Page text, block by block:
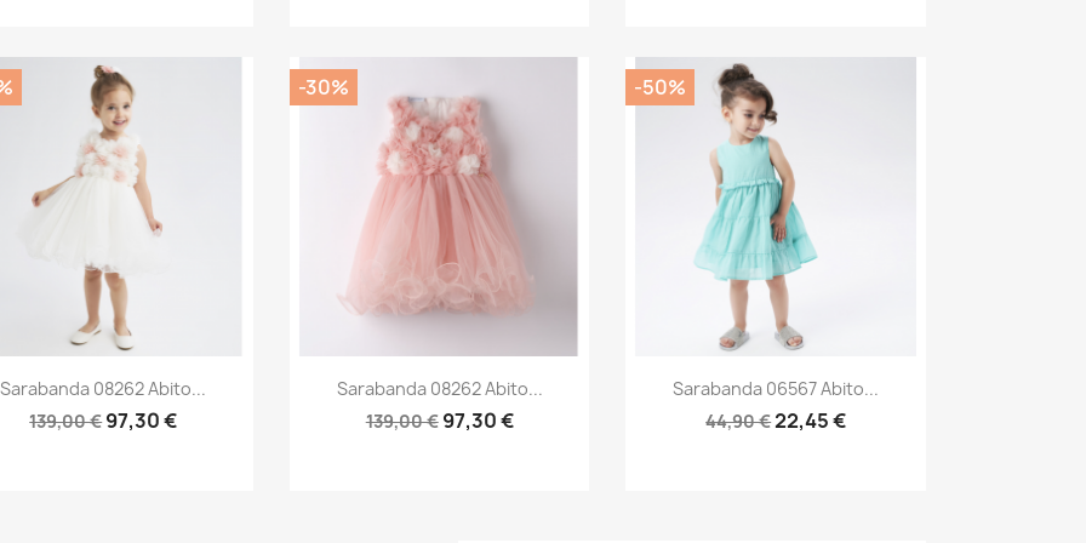
Anteprima
Sarabanda 08262 Abito...
139,00 €97,30 €
Anteprima
Sarabanda 08262 Abito...
139,00 € 97,30 €
-30%
Anteprima
Sarabanda 06567 Abito...
44,90 €22,45 €
-50%